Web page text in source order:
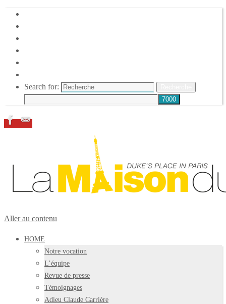
Search for:
Aller au contenu
HOME
Notre vocation
L’équipe
Revue de presse
Témoignages
Adieu Claude Carrière